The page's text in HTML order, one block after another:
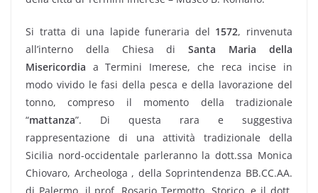
Si tratta di una lapide funeraria del 1572, rinvenuta
all’interno della Chiesa diSanta Maria della
Misericordia a Termini Imerese, che reca incise in
modo vivido le fasi della pesca e della lavorazione del
tonno, compreso il momento della tradizionale
“mattanza”. Di questa rara e suggestiva
rappresentazione di una attività tradizionale della
Sicilia nord-occidentale parleranno la dott.ssa Monica
Chiovaro, Archeologa , della Soprintendenza BB.CC.AA.